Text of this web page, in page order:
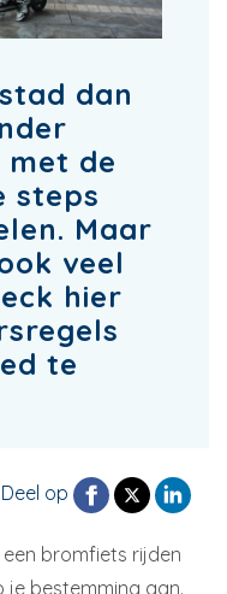
dan
met de
steps
Maar
veel
hier
te
Deel op
bromfiets rijden
je bestemming aan.